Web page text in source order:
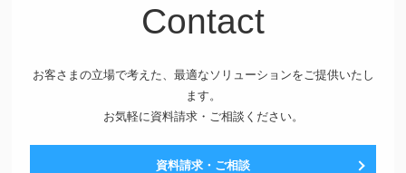
Contact
お客さまの立場で考えた、最適なソリューションをご提供いたし
ます。
お気軽に資料請求・ご相談ください。
資料請求・ご相談